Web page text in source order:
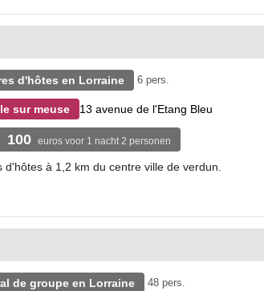
d'hôtes en Lorraine 6 pers.
sur meuse 13 avenue de l'Etang Bleu
100 euros voor 1 nacht 2 personen
d'hôtes à 1,2 km du centre ville de verdun.
de groupe en Lorraine 48 pers.